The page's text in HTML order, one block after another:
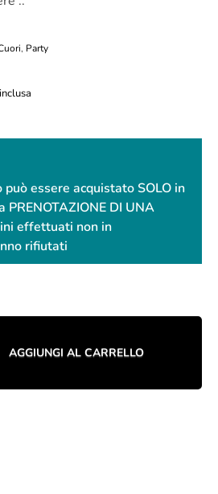
, Party
essere acquistato SOLO in
PRENOTAZIONE DI UNA
effettuati non in
rifiutati
AGGIUNGI AL CARRELLO